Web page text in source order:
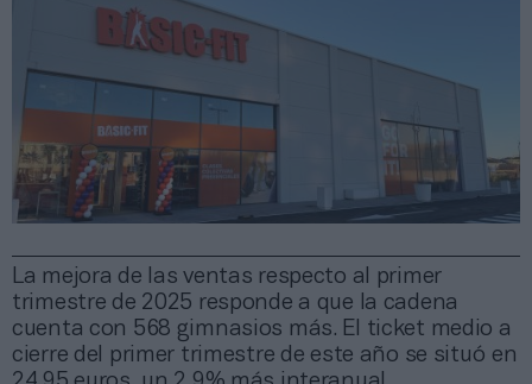
La mejora de las ventas respecto al primer
trimestre de 2025 responde a que la cadena
cuenta con 568 gimnasios más. El ticket medio a
cierre del primer trimestre de este año se situó en